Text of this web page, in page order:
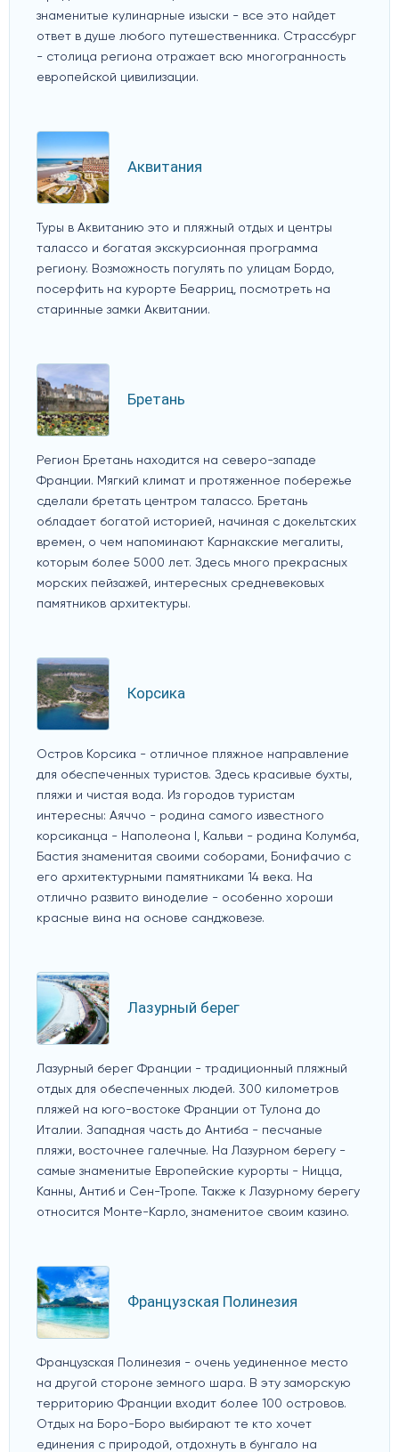
знаменитые кулинарные изыски - все это найдет
ответ в душе любого путешественника. Страссбург
- столица региона отражает всю многогранность
европейской цивилизации.
Аквитания
Туры в Аквитанию это и пляжный отдых и центры
талассо и богатая экскурсионная программа
региону. Возможность погулять по улицам Бордо,
посерфить на курорте Беарриц, посмотреть на
старинные замки Аквитании.
Бретань
Регион Бретань находится на северо-западе
Франции. Мягкий климат и протяженное побережье
сделали бретать центром талассо. Бретань
обладает богатой историей, начиная с докельтских
времен, о чем напоминают Карнакские мегалиты,
которым более 5000 лет. Здесь много прекрасных
морских пейзажей, интересных средневековых
памятников архитектуры.
Корсика
Остров Корсика - отличное пляжное направление
для обеспеченных туристов. Здесь красивые бухты,
пляжи и чистая вода. Из городов туристам
интересны: Аяччо - родина самого известного
корсиканца - Наполеона I, Кальви - родина Колумба,
Бастия знаменитая своими соборами, Бонифачио с
его архитектурными памятниками 14 века. На
отлично развито виноделие - особенно хороши
красные вина на основе санджовезе.
Лазурный берег
Лазурный берег Франции - традиционный пляжный
отдых для обеспеченных людей. 300 километров
пляжей на юго-востоке Франции от Тулона до
Италии. Западная часть до Антиба - песчаные
пляжи, восточнее галечные. На Лазурном берегу -
самые знаменитые Европейские курорты - Ницца,
Канны, Антиб и Сен-Тропе. Также к Лазурному берегу
относится Монте-Карло, знаменитое своим казино.
Французская Полинезия
Французская Полинезия - очень уединенное место
на другой стороне земного шара. В эту заморскую
территорию Франции входит более 100 островов.
Отдых на Боро-Боро выбирают те кто хочет
единения с природой, отдохнуть в бунгало на